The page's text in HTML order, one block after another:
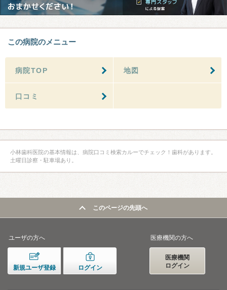
この病院のメニュー
病院TOP 地図
口コミ
小林歯科医院の基本情報は、病院口コミ検索カルーでチェック！歯科があります。
土曜日診察・駐車場あり。
このページの先頭へ
ユーザの方へ
新規ユーザ登録 ログイン
医療機関の方へ
医療機関
ログイン